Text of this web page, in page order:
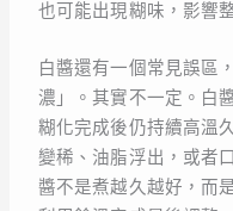
也可能出現糊味，影響
白醬還有一個常見誤區
濃」。其實不一定。白
糊化完成後仍持續高溫
變稀、油脂浮出，或者
醬不是煮越久越好，而